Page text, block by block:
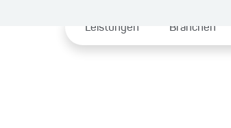
Leistungen Branchen